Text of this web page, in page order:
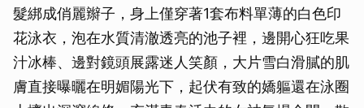
髮綁成俏麗辮子，身上僅穿著1套布料單薄的白色印
花泳衣，泡在水質清澈透亮的池子裡，邊開心狂吃果
汁冰棒、邊對鏡頭展露迷人笑顏，大片雪白滑膩的肌
膚直接曝曬在明媚陽光下，起伏有致的嬌軀還在泳圈